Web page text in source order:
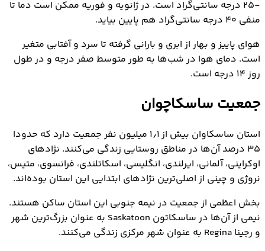
-۲۵ درجه سانتی‌گراد است. در ژانویه و فوریه ممکن است دما تا
منفی ۴۰ درجه سانتی‌گراد هم پایین بیاید.
هوای پاییز و بهار از ابری و بارانی گرفته تا سرد و آفتابی متغیر
است. دمای هوا در شب‌ها به طور متوسط صفر درجه و در طول
روز ۱۴ درجه است.
جمعیت ساسکاچوان
استان ساسکاوان بیش از ۱٫۱ میلیون نفر جمعیت دارد که حدودا
۳۵ درصد آن‌ها در مناطق روستایی زندگی می‌کنند. نژادهای
اوکراینی، آلمانی، ایرلندی، انگلیسی، اسکاتلندی، فرانسوی، متیس،
نروژی و چینی از اصلی‌ترین نژادهای ابتدایی این استان بوده‌اند.
بخش اعظمی از جمعیت در نیمه جنوبی این استان ساکن هستند.
نیمی از آن‌ها در ساسکاتون Saskatoon به عنوان بزرگ‌ترین شهر
و رجینا Regina به عنوان شهر مرکزی زندگی می‌کنند.